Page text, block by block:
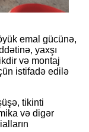
emal gücünə,
yaxşı
və montaj
istifadə edilə
tikinti
və digər